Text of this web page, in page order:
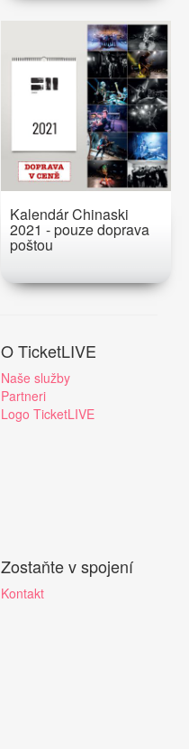
Kalendár Chinaski
2021 - pouze doprava
poštou
O TicketLIVE
Naše služby
Partneri
Logo TicketLIVE
Zostaňte v spojení
Kontakt